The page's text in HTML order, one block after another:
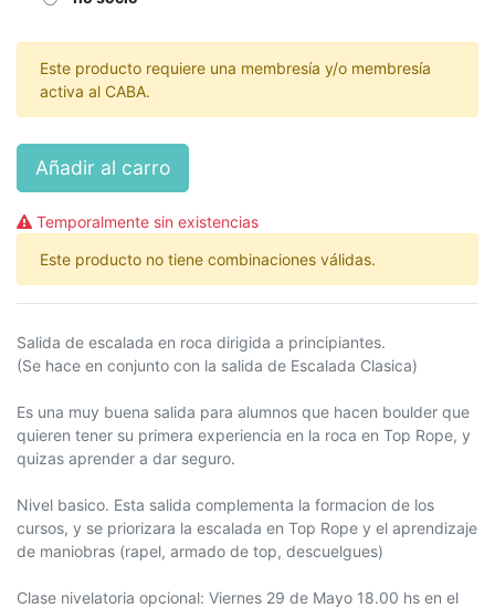
Este producto requiere una membresía y/o membresía
activa al CABA.
Añadir al carro
Temporalmente sin existencias
Este producto no tiene combinaciones válidas.
Salida de escalada en roca dirigida a principiantes.
(Se hace en conjunto con la salida de Escalada Clasica)
Es una muy buena salida para alumnos que hacen boulder que
quieren tener su primera experiencia en la roca en Top Rope, y
quizas aprender a dar seguro.
Nivel basico. Esta salida complementa la formacion de los
cursos, y se priorizara la escalada en Top Rope y el aprendizaje
de maniobras (rapel, armado de top, descuelgues)
Clase nivelatoria opcional: Viernes 29 de Mayo 18.00 hs en el